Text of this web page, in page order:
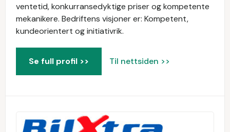
ventetid, konkurransedyktige priser og kompetente
mekanikere. Bedriftens visjoner er: Kompetent,
kundeorientert og initiativrik.
Se full profil >> Til nettsiden >>